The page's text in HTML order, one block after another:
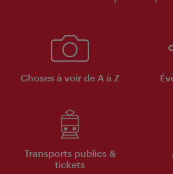
Choses à voir de A à Z
Transports publics &
tickets